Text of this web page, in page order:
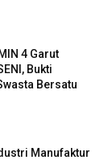
4 Garut
Bukti
Bersatu
Manufaktur